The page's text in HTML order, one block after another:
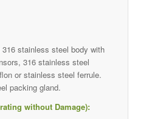
316 stainless steel body with
316 stainless steel
or stainless steel ferrule.
packing gland.
without Damage):